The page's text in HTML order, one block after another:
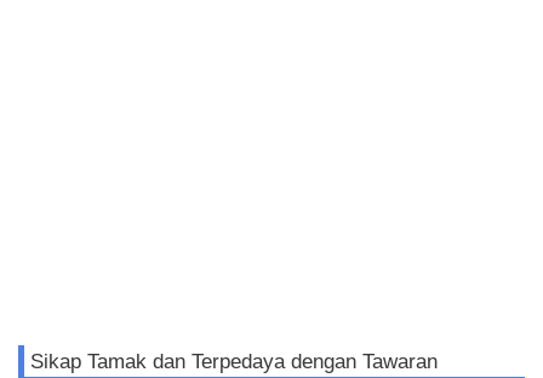
Sikap Tamak dan Terpedaya dengan Tawaran